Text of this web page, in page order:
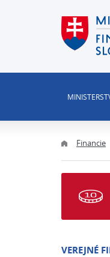
Financie
VEREJNÉ